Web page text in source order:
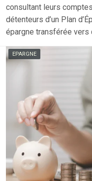
consultant leurs
détenteurs d’un Plan
épargne transférée vers
EPARGNE